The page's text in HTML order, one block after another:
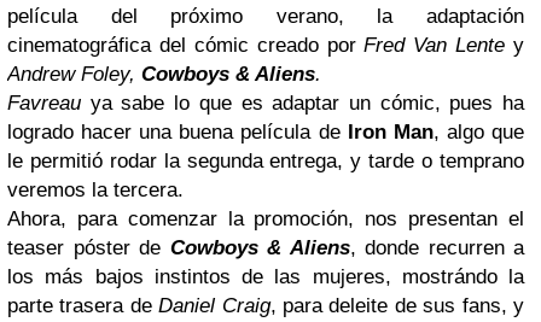
película del próximo verano, la adaptación
cinematográfica del cómic creado porFred Van Lente y
Andrew Foley, Cowboys & Aliens.
Favreau ya sabe lo que es adaptar un cómic, pues ha
logrado hacer una buena película de Iron Man, algo que
le permitió rodar la segunda entrega, y tarde o temprano
veremos la tercera.
Ahora, para comenzar la promoción, nos presentan el
teaser póster de Cowboys & Aliens, donde recurren a
los más bajos instintos de las mujeres, mostrándo la
parte trasera deDaniel Craig, para deleite de sus fans, y